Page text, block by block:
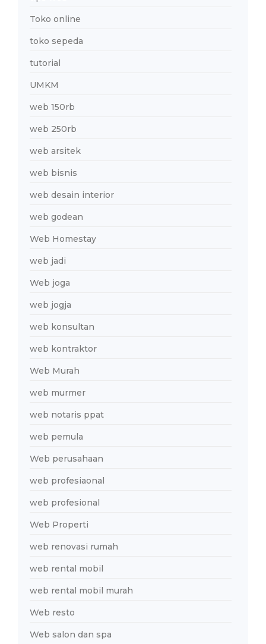
Toko online
toko sepeda
tutorial
UMKM
web 150rb
web 250rb
web arsitek
web bisnis
web desain interior
web godean
Web Homestay
web jadi
Web joga
web jogja
web konsultan
web kontraktor
Web Murah
web murmer
web notaris ppat
web pemula
Web perusahaan
web profesiaonal
web profesional
Web Properti
web renovasi rumah
web rental mobil
web rental mobil murah
Web resto
Web salon dan spa